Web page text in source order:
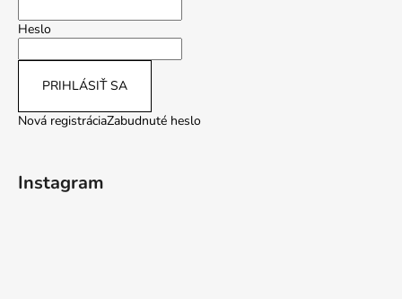
Heslo
PRIHLÁSIŤ SA
Nová registráciaZabudnuté heslo
Instagram